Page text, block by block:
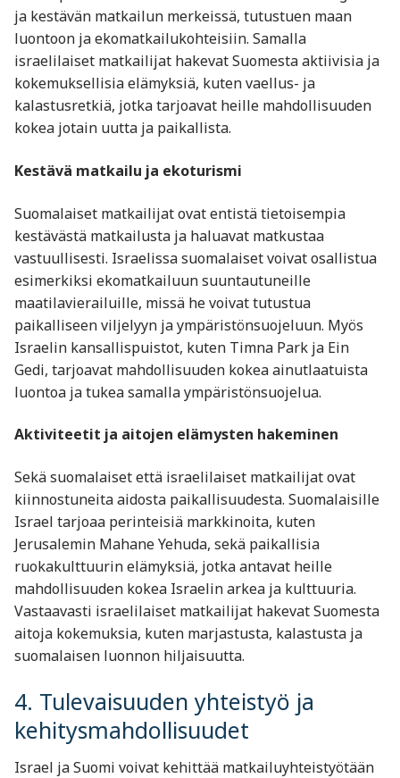
ja kestävän matkailun merkeissä, tutustuen maan
luontoon ja ekomatkailukohteisiin. Samalla
israelilaiset matkailijat hakevat Suomesta aktiivisia ja
kokemuksellisia elämyksiä, kuten vaellus- ja
kalastusretkiä, jotka tarjoavat heille mahdollisuuden
kokea jotain uutta ja paikallista.
Kestävä matkailu ja ekoturismi
Suomalaiset matkailijat ovat entistä tietoisempia
kestävästä matkailusta ja haluavat matkustaa
vastuullisesti. Israelissa suomalaiset voivat osallistua
esimerkiksi ekomatkailuun suuntautuneille
maatilavierailuille, missä he voivat tutustua
paikalliseen viljelyyn ja ympäristönsuojeluun. Myös
Israelin kansallispuistot, kuten Timna Park ja Ein
Gedi, tarjoavat mahdollisuuden kokea ainutlaatuista
luontoa ja tukea samalla ympäristönsuojelua.
Aktiviteetit ja aitojen elämysten hakeminen
Sekä suomalaiset että israelilaiset matkailijat ovat
kiinnostuneita aidosta paikallisuudesta. Suomalaisille
Israel tarjoaa perinteisiä markkinoita, kuten
Jerusalemin Mahane Yehuda, sekä paikallisia
ruokakulttuurin elämyksiä, jotka antavat heille
mahdollisuuden kokea Israelin arkea ja kulttuuria.
Vastaavasti israelilaiset matkailijat hakevat Suomesta
aitoja kokemuksia, kuten marjastusta, kalastusta ja
suomalaisen luonnon hiljaisuutta.
4. Tulevaisuuden yhteistyö ja
kehitysmahdollisuudet
Israel ja Suomi voivat kehittää matkailuyhteistyötään